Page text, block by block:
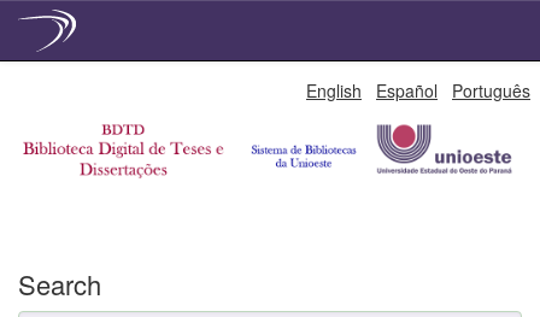
English Español Português
Search